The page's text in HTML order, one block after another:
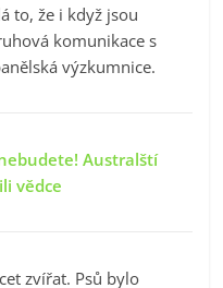
to, že i když jsou
komunikace s
výzkumnice.
Australští
vědce
zvířat. Psů bylo